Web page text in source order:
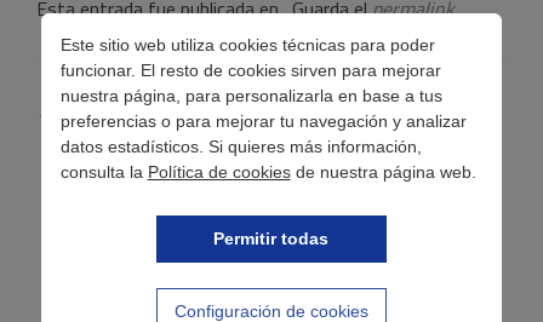
Este sitio web utiliza cookies técnicas para poder
funcionar. El resto de cookies sirven para mejorar
nuestra página, para personalizarla en base a tus
preferencias o para mejorar tu navegación y analizar
datos estadísticos. Si quieres más información,
consulta la Política de cookiesde nuestra página web.
Permitir todas
Configuración de cookies
Esta entrada fue publicada en . Guarda elpermalink.
Navegación
de
entradas
← ¿Qué preocupa a los autónomos españoles?